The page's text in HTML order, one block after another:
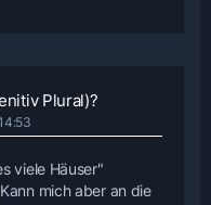
Plural)?
viele Häuser"
mich aber an die